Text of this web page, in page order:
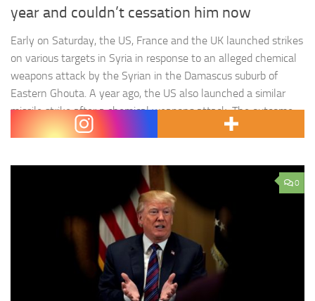
year and couldn’t cessation him now
Early on Saturday, the US, France and the UK launched strikes
on various targets in Syria in response to an alleged chemical
weapons attack by the Syrian in the Damascus suburb of
Eastern Ghouta. A year ago, the US also launched a similar
missile strike after a chemical weapons attack. The outcome
of both is…
0